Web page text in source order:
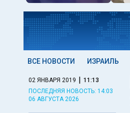
ВСЕ НОВОСТИ ИЗРАИЛЬ
02 ЯНВАРЯ 2019 | 11:13
ПОСЛЕДНЯЯ НОВОСТЬ: 14:03
06 АВГУСТА 2026